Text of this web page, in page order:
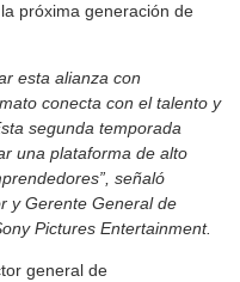
próxima generación de
esta alianza con
conecta con el talento y
segunda temporada
una plataforma de alto
señaló
y Gerente General de
Pictures Entertainment.
general de